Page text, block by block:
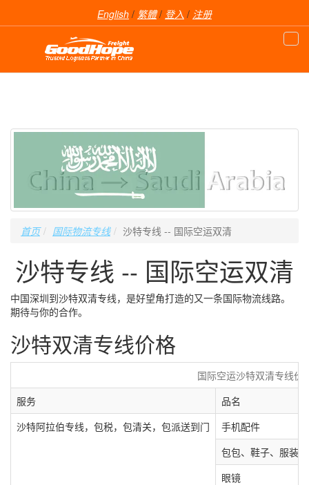
English / 繁體/ 登入 / 注册
首页 国际物流专线 沙特专线 -- 国际空运双清
沙特专线 -- 国际空运双清
中国深圳到沙特双清专线，是好望角打造的又一条国际物流线路。
期待与你的合作。
沙特双清专线价格
国际空运沙特双清专线价
服务
品名
沙特阿拉伯专线，包税，包清关，包派送到门
手机配件
包包、鞋子、服装
眼镜